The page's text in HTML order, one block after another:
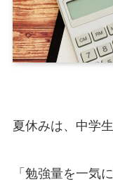
夏休みは、 中学
「勉強量を一気